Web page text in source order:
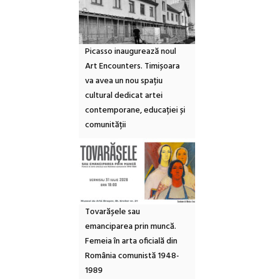
Picasso inaugurează noul
Art Encounters. Timișoara
va avea un nou spațiu
cultural dedicat artei
contemporane, educației și
comunității
Tovarășele sau
emanciparea prin muncă.
Femeia în arta oficială din
România comunistă 1948-
1989